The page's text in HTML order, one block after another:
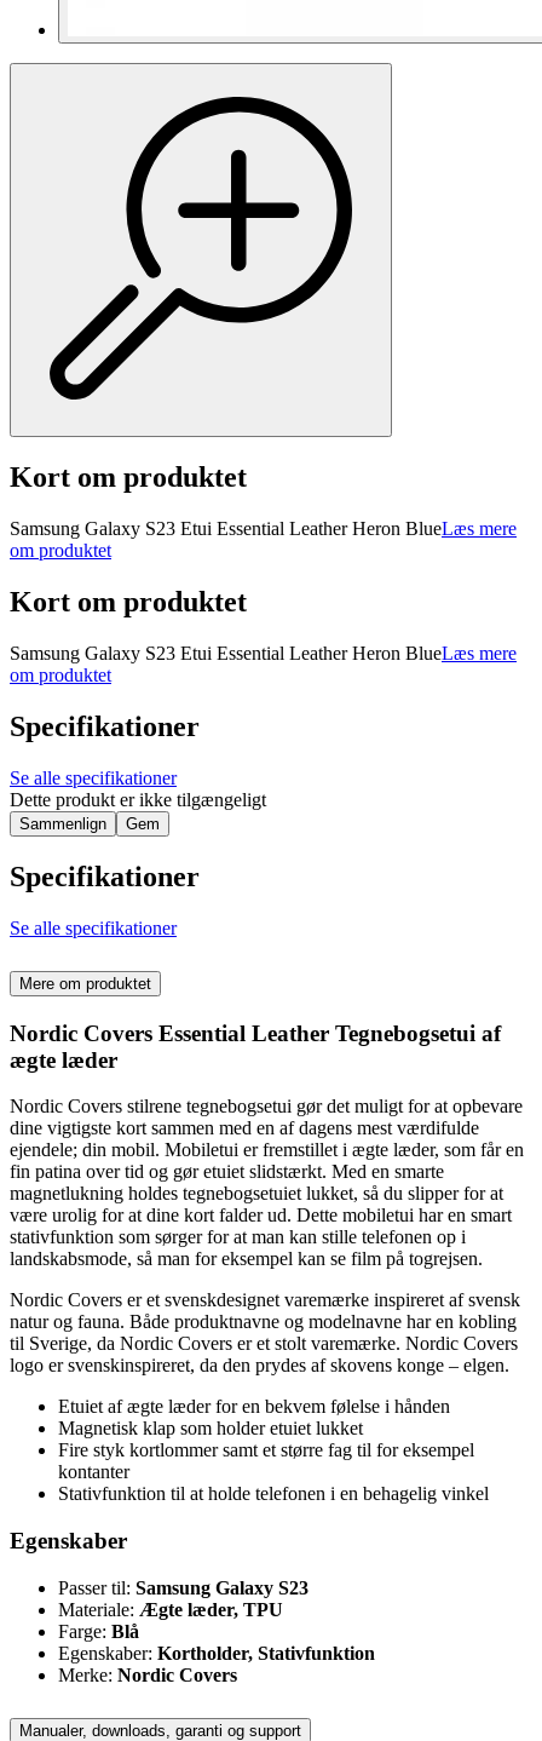
Kort om produktet
Samsung Galaxy S23 Etui Essential Leather Heron BlueLæs mere
om produktet
Kort om produktet
Samsung Galaxy S23 Etui Essential Leather Heron BlueLæs mere
om produktet
Specifikationer
Se alle specifikationer
Dette produkt er ikke tilgængeligt
Sammenlign Gem
Specifikationer
Se alle specifikationer
Mere om produktet
Nordic Covers Essential Leather Tegnebogsetui af
ægte læder
Nordic Covers stilrene tegnebogsetui gør det muligt for at opbevare
dine vigtigste kort sammen med en af dagens mest værdifulde
ejendele; din mobil. Mobiletui er fremstillet i ægte læder, som får en
fin patina over tid og gør etuiet slidstærkt. Med en smarte
magnetlukning holdes tegnebogsetuiet lukket, så du slipper for at
være urolig for at dine kort falder ud. Dette mobiletui har en smart
stativfunktion som sørger for at man kan stille telefonen op i
landskabsmode, så man for eksempel kan se film på togrejsen.
Nordic Covers er et svenskdesignet varemærke inspireret af svensk
natur og fauna. Både produktnavne og modelnavne har en kobling
til Sverige, da Nordic Covers er et stolt varemærke. Nordic Covers
logo er svenskinspireret, da den prydes af skovens konge – elgen.
Etuiet af ægte læder for en bekvem følelse i hånden
Magnetisk klap som holder etuiet lukket
Fire styk kortlommer samt et større fag til for eksempel
kontanter
Stativfunktion til at holde telefonen i en behagelig vinkel
Egenskaber
Passer til: Samsung Galaxy S23
Materiale: Ægte læder, TPU
Farge: Blå
Egenskaber: Kortholder, Stativfunktion
Merke: Nordic Covers
Manualer, downloads, garanti og support